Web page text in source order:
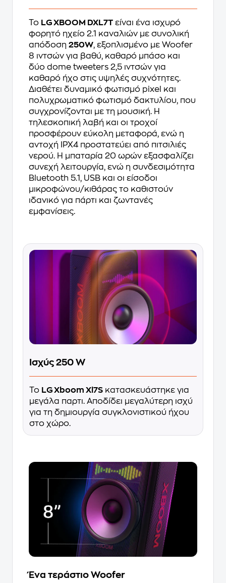
Το LG XBOOM DXL7T είναι ένα ισχυρό
φορητό ηχείο 2.1 καναλιών με συνολική
απόδοση 250W, εξοπλισμένο με Woofer
8 ιντσών για βαθύ, καθαρό μπάσο και
δύο dome tweeters 2,5 ιντσών για
καθαρό ήχο στις υψηλές συχνότητες.
Διαθέτει δυναμικό φωτισμό pixel και
πολυχρωματικό φωτισμό δακτυλίου, που
συγχρονίζονται με τη μουσική. Η
τηλεσκοπική λαβή και οι τροχοί
προσφέρουν εύκολη μεταφορά, ενώ η
αντοχή IPX4 προστατεύει από πιτσιλιές
νερού. Η μπαταρία 20 ωρών εξασφαλίζει
συνεχή λειτουργία, ενώ η συνδεσιμότητα
Bluetooth 5.1, USB και οι είσοδοι
μικροφώνου/κιθάρας το καθιστούν
ιδανικό για πάρτι και ζωντανές
εμφανίσεις.
Ισχύς 250 W
Το LG Xboom Xl7S κατασκευάστηκε για
μεγάλα παρτι. Αποδίδει μεγαλύτερη ισχύ
για τη δημιουργία συγκλονιστικού ήχου
στο χώρο.
Ένα τεράστιο Woofer